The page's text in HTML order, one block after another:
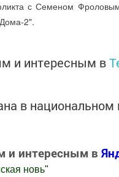
с Семеном
2".
и интересным в
в
и интересным в
новь"